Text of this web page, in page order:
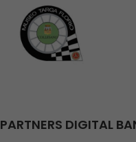
PARTNERS DIGITAL